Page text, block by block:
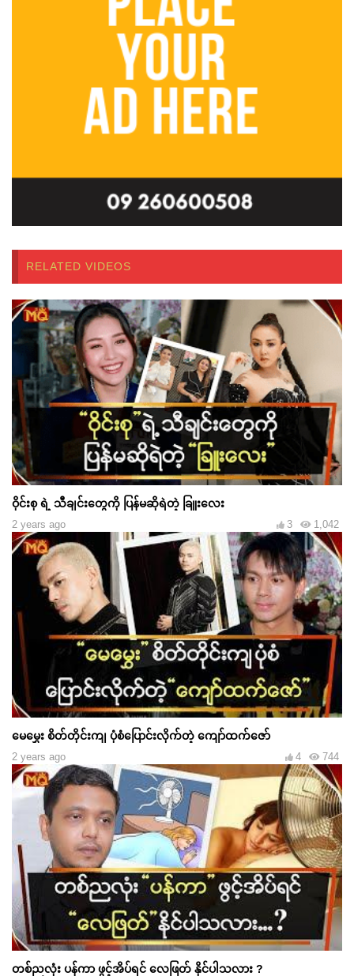
RELATED VIDEOS
ဝိုင်းစု ရဲ့ သီချင်းတွေကို ပြန်မဆိုရဲတဲ့ ခြူးလေး
2 years ago 1,042
3
မေမွှေး စိတ်တိုင်းကျ ပုံစံပြောင်းလိုက်တဲ့ ကျော်ထက်ဇော်
2 years ago 744
4
တစ်ညလုံး ပန်ကာ ဖွင့်အိပ်ရင် လေဖြတ် နိုင်ပါသလား ?